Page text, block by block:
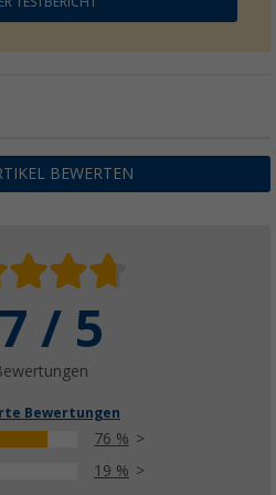
BEWERTEN
/ 5
Bewertungen
76 %
19 %